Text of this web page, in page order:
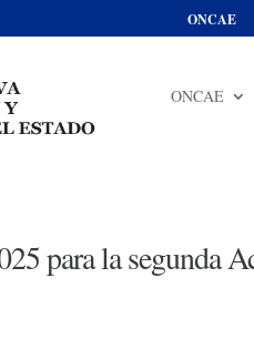
ONCAE
ONCAE
para la segunda